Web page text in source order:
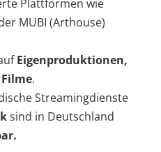
Plattformen wie
MUBI (Arthouse)
Eigenproduktionen,
.
Streamingdienste
sind in Deutschland